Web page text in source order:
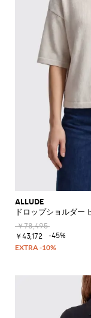
ALLUDE
ドロップショルダー
￥78,495
￥43,172
-45%